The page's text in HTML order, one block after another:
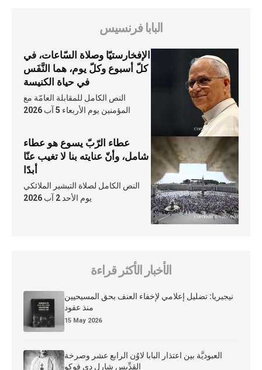
البابا فرنسيس
الإفخارستيّا وصلاة السّاعات، في
كلّ أسبوع وكلّ يوم، هما النَّفَس
في حياة الكنيسة
النص الكامل للمقابلة العامّة مع
المؤمنين يوم الأربعاء 5 آب 2026
عطاء الرّبّ يسوع هو عطاء
شامل، وأنّ عنايته بنا لا تغيب عنّا
أبدًا
النص الكامل لصلاة التبشير الملائكي
يوم الأحد 2 آب 2026
الأخبار الأكثر قراءة
نيجيريا: تضليل إعلامي لإخفاء العنف بحق المسيحيين
منذ عقود
15 May 2026
العبوديَّة بين اعتذار البابا لاوُن الرابع عشر وصرخة
القدِّيس شارل دي فوكو